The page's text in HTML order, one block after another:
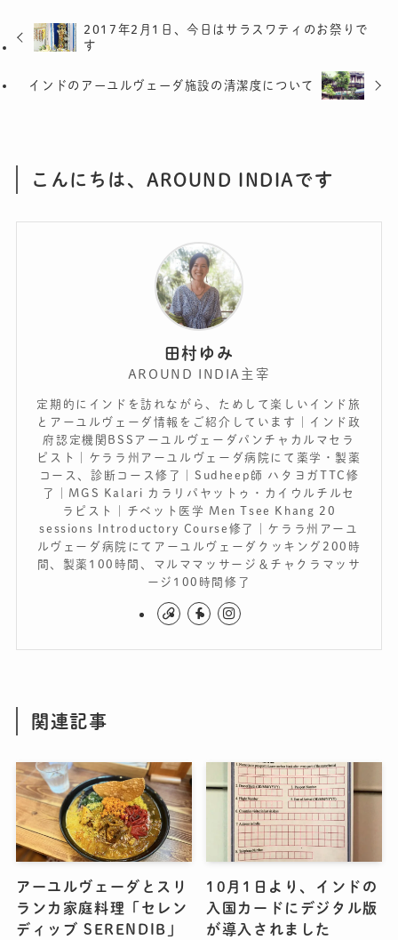
2017年2月1日、今日はサラスワティのお祭りで
す
インドのアーユルヴェーダ施設の清潔度について
こんにちは、AROUND INDIAです
田村ゆみ
AROUND INDIA主宰
定期的にインドを訪れながら、ためして楽しいインド旅
とアーユルヴェーダ情報をご紹介しています｜インド政
府認定機関BSSアーユルヴェーダパンチャカルマセラ
ピスト｜ケララ州アーユルヴェーダ病院にて薬学・製薬
コース、診断コース修了｜Sudheep師 ハタヨガTTC修
了｜MGS Kalari カラリパヤットゥ・カイウルチルセ
ラピスト｜チベット医学 Men Tsee Khang 20
sessions Introductory Course修了｜ケララ州アーユ
ルヴェーダ病院にてアーユルヴェーダクッキング200時
間、製薬100時間、マルママッサージ＆チャクラマッサ
ージ100時間修了
関連記事
アーユルヴェーダとスリ
ランカ家庭料理「セレン
ディッブ SERENDIB」
10月1日より、インドの
入国カードにデジタル版
が導入されました